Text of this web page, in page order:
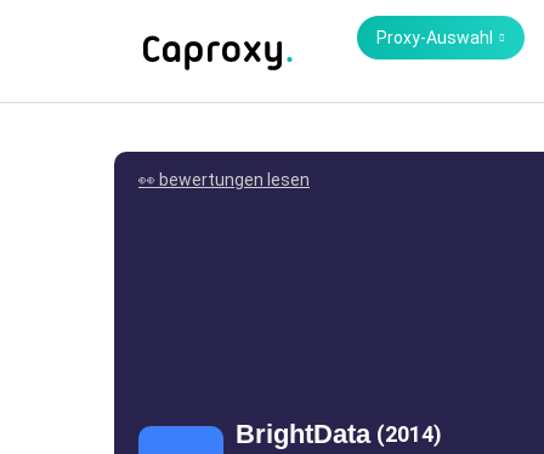
Proxy-Auswahl
👀 bewertungen lesen
BrightData (2014)